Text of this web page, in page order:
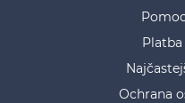
Ochrana